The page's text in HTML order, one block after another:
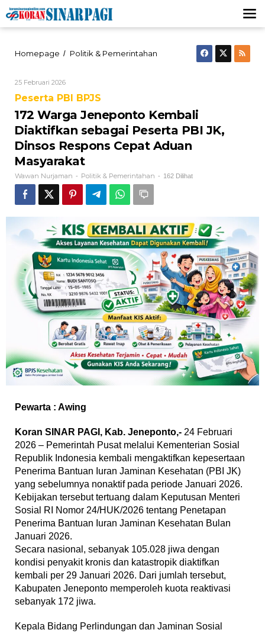
Lewati
ke
konten
Homepage / Politik & Pemerintahan
Peserta
PBI
Dinsos
Aduan
25 Februari 2026Oleh
Nurjaman
Peserta PBI BPJS
172 Warga Jeneponto Kembali
Diaktifkan sebagai Peserta PBI JK,
Dinsos Respons Cepat Aduan
Masyarakat
Wawan Nurjaman - Politik & Pemerintahan - 162 Dilihat
Pewarta : Awing
Koran SINAR PAGI, Kab. Jeneponto,- 24 Februari
2026 – Pemerintah Pusat melalui Kementerian Sosial
Republik Indonesia kembali mengaktifkan kepesertaan
Penerima Bantuan Iuran Jaminan Kesehatan (PBI JK)
yang sebelumnya nonaktif pada periode Januari 2026.
Kebijakan tersebut tertuang dalam Keputusan Menteri
Sosial RI Nomor 24/HUK/2026 tentang Penetapan
Penerima Bantuan Iuran Jaminan Kesehatan Bulan
Januari 2026.
Secara nasional, sebanyak 105.028 jiwa dengan
kondisi penyakit kronis dan katastropik diaktifkan
kembali per 29 Januari 2026. Dari jumlah tersebut,
Kabupaten Jeneponto memperoleh kuota reaktivasi
sebanyak 172 jiwa.
Kepala Bidang Perlindungan dan Jaminan Sosial